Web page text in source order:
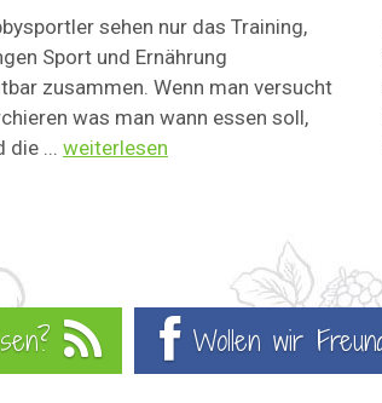
sehen nur das Training,
Sport und Ernährung
zusammen. Wenn man versucht
was man wann essen soll,
die ... weiterlesen
Wollen wir